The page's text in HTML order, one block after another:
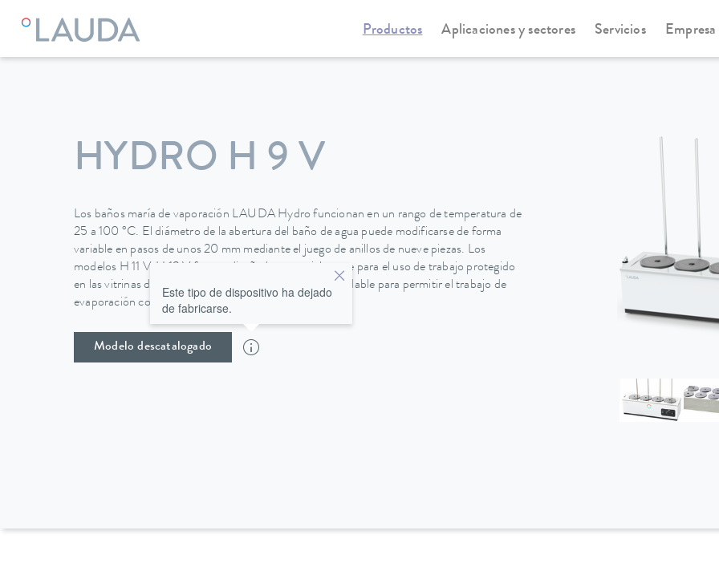
Productos Aplicaciones y sectores Servicios Empresa
HYDRO H 9 V
Los baños maría de vaporación LAUDA Hydro funcionan en un rango de temperatura de
25 a 100 °C. El diámetro de la abertura del baño de agua puede modificarse de forma
variable en pasos de unos 20 mm mediante el juego de anillos de nueve piezas. Los
modelos H 11 V, H 19 V fueron diseñados especialmente para el uso de trabajo protegido
en las vitrinas de gases. Las carcasas son de acero inoxidable para permitir el trabajo de
evaporación con medios químicamente agresivos.
Modelo descatalogado
Este tipo de dispositivo ha dejado
de fabricarse.